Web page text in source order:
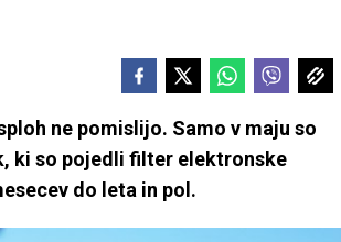
ne pomislijo. Samo v maju so
ki so pojedli filter elektronske
do leta in pol.